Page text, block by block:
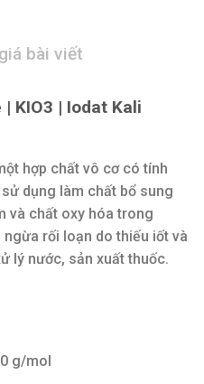
bài viết
KIO3 | Iodat Kali
hợp chất vô cơ có tính
dụng làm chất bổ sung
và chất oxy hóa trong
rối loạn do thiếu iốt và
lý nước, sản xuất thuốc.
g/mol